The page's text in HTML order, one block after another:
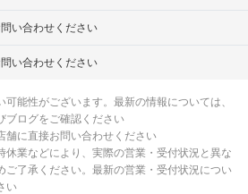
い合わせください
い合わせください
能性がございます。最新の情報については、
ブログをご確認ください
に直接お問い合わせください
業などにより、実際の営業・受付状況と異な
ご了承ください。最新の営業・受付状況につい
い